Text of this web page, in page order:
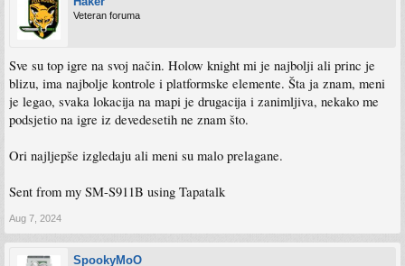
Veteran foruma
Sve su top igre na svoj način. Holow knight mi je najbolji ali princ je
blizu, ima najbolje kontrole i platformske elemente. Šta ja znam, meni
je legao, svaka lokacija na mapi je drugacija i zanimljiva, nekako me
podsjetio na igre iz devedesetih ne znam što.
Ori najljepše izgledaju ali meni su malo prelagane.
Sent from my SM-S911B using Tapatalk
Aug 7, 2024
SpookyMoO